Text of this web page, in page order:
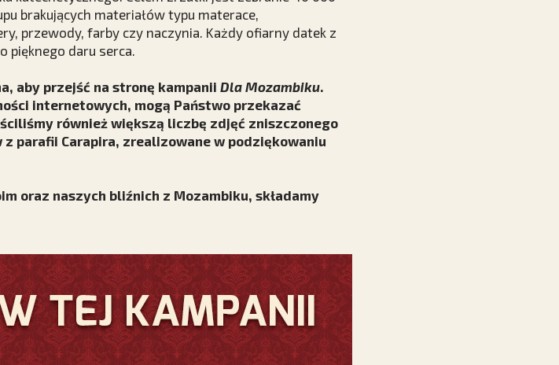
brakujących materiałów typu materace,
przewody, farby czy naczynia. Każdy ofiarny datek z
pięknego daru serca.
aby przejść na stronę kampanii Dla Mozambiku.
internetowych, mogą Państwo przekazać
również większą liczbę zdjęć zniszczonego
parafii Carapira, zrealizowane w podziękowaniu
oraz naszych bliźnich z Mozambiku, składamy